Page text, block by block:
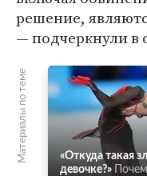
решение,
— подчеркнули в
Материалы по теме
«Откуда такая
девочке?»